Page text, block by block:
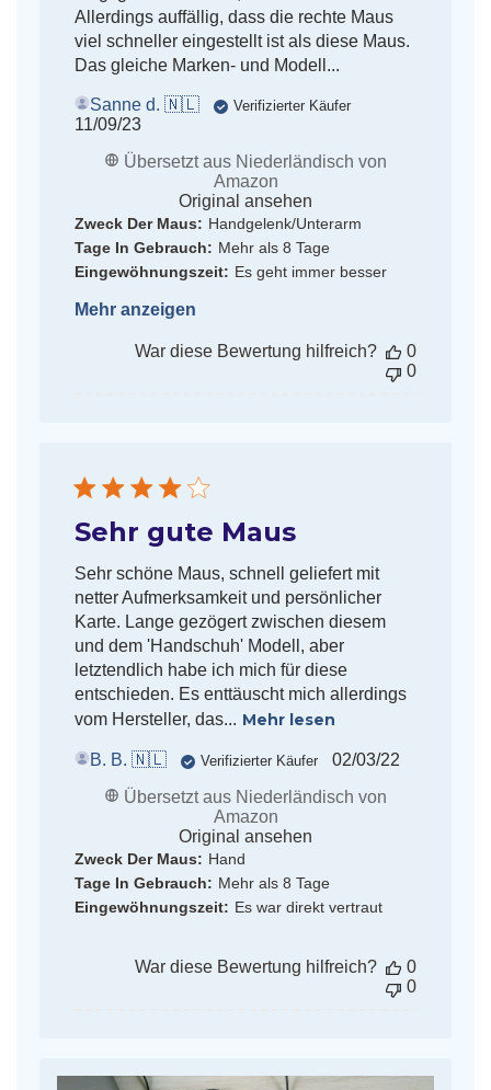
Allerdings auffällig, dass die rechte Maus
viel schneller eingestellt ist als diese Maus.
Das gleiche Marken- und Modell...
Sanne d. 🇳🇱 Verifizierter Käufer
Veröffentlichungsdatum
11/09/23
Übersetzt aus Niederländisch von
Amazon
Original ansehen
Zweck Der Maus: Handgelenk/Unterarm
Tage In Gebrauch: Mehr als 8 Tage
Eingewöhnungszeit: Es geht immer besser
Mehr anzeigen
War diese Bewertung hilfreich?
0
0
Sehr gute Maus
Sehr schöne Maus, schnell geliefert mit
netter Aufmerksamkeit und persönlicher
Karte. Lange gezögert zwischen diesem
und dem 'Handschuh' Modell, aber
letztendlich habe ich mich für diese
entschieden. Es enttäuscht mich allerdings
vom Hersteller, das... Mehr lesen
B. B. 🇳🇱 Verifizierter Käufer
02/03/22
Übersetzt aus Niederländisch von
Amazon
Original ansehen
Zweck Der Maus: Hand
Tage In Gebrauch: Mehr als 8 Tage
Eingewöhnungszeit: Es war direkt vertraut
War diese Bewertung hilfreich?
0
0